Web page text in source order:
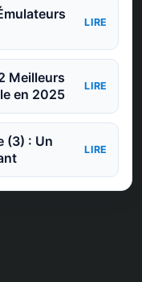
LIRE
Meilleurs
en 2025
LIRE
(3) : Un
LIRE